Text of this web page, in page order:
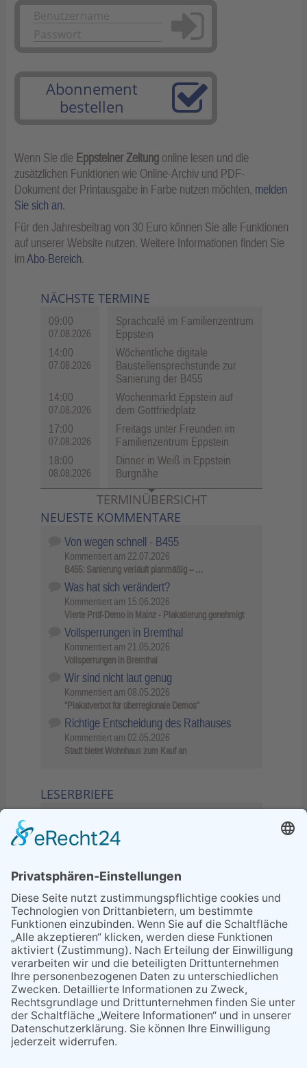
Anmelden
Abonnement
bestellen
Wenn Sie die Eppsteiner Zeitung online lesen und die
zusätzlichen Funktionen wie Online-Archiv und PDF-
Dokument der Printausgabe in Farbe nutzen möchten, melden
Sie sich an.
Für den Jahresbeitrag von 30 Euro können Sie alle Funktionen
auf unserer Website nutzen. Weitere Informationen finden Sie
imAbo-Bereich.
NÄCHSTE TERMINE
09:00
07.08.2026
Sprachcafé im Familienzentrum
Eppstein
14:00
07.08.2026
Wöchentliche digitale
Baustellensprechstunde zur
Sanierung der B455
14:00
07.08.2026
Wochenmarkt Eppstein auf
dem Gottfriedplatz
17:00
07.08.2026
Freitags unter Freunden im
Familienzentrum Eppstein
18:00
08.08.2026
Dinner in Weiß in Eppstein
Burgnähe
TERMINÜBERSICHT
NEUESTE KOMMENTARE
Von wegen schnell - B455
Kommentiert am 22.07.2026
B455: Sanierung verläuft planmäßig – …
Was hat sich verändert?
Kommentiert am 15.06.2026
Vierte Prüf-Demo in Mainz - Plakatierung genehmigt
Vollsperrungen in Bremthal
Kommentiert am 21.05.2026
Vollsperrungen in Bremthal
Wir sind nicht laut genug
Kommentiert am 08.05.2026
"Plakatverbot für überregionale Demos"
Richtige Entscheidung des Rathauses
Kommentiert am 02.05.2026
Stadt bietet Wohnhaus zum Kauf an
LESERBRIEFE
Sperrung B455: Kleiner
Grenzverkehr statt weite Wege
21.04.2026
Wenn Bahn-Computer nicht
miteinander kommunizieren
11.03.2026
"Plakatverbot für überregionale
Demos"
04.02.2026
Gelbe Tonne – Ein kleiner Blick
über den Tellerand
04.02.2026
Plastikersparnis durch Nutzung
von Gelber Tonne statt Säcken